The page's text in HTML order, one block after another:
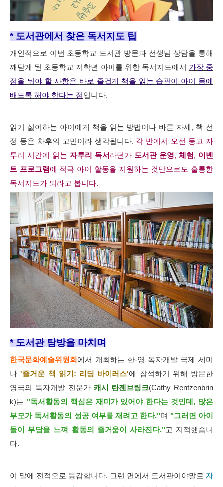
* 도서관에서 찾은 독서지도 팁
개인적으로 이번 초등학교 도서관 방문과 선생님 상담을 통해
깨닫게 된 초등학교 저학년 아이를 위한 독서지도에서 가장 중
점을 둬야 할 사항은 바로 즐겁게 책을 읽는 습관이 아이 몸에
배도록 해야 한다는 점입니다.
읽기 싫어하는 아이에게 책을 읽는 방법이나 바른 자세, 책 선
정 등은 차후의 고민이라 생각됩니다. 각 반에서 오전 등교 자
투리 시간에 읽는 자투리 독서 라던가 도서관 운영, 체험, 이벤
트 프로그램에 적극 아이 활동을 지원하는 것만으로도 훌륭한
독서지도가 되라고 봅니다.
* 도서관 탐방을 마치며
한국문화예술위원회에서 개최하는 한-영 독자개발 국제 세미
나'즐거운 책 읽기: 리딩 바이러스'에 참석하기 위해 방문한
영국의 독자개발 전문가 캐시 란젠브링크(Cathy Rentzenbrin
k)는 "독서활동의 핵심은 재미가 있어야 한다는 것인데, 많은
부모가 독서활동의 성공 여부를 재려고 한다."며 "그러면 아이
들이 부담을 느껴 활동의 즐거움이 사라진다."고 지적했습니
다.
이 말에 전적으로 동감합니다. 그런 면에서 도서관이야말로 자